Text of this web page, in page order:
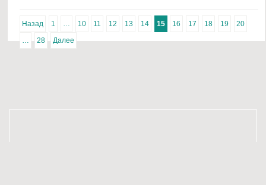
Назад 1 … 10 11 12 13 14 15 16 17 18 19
20
…
28 Далее